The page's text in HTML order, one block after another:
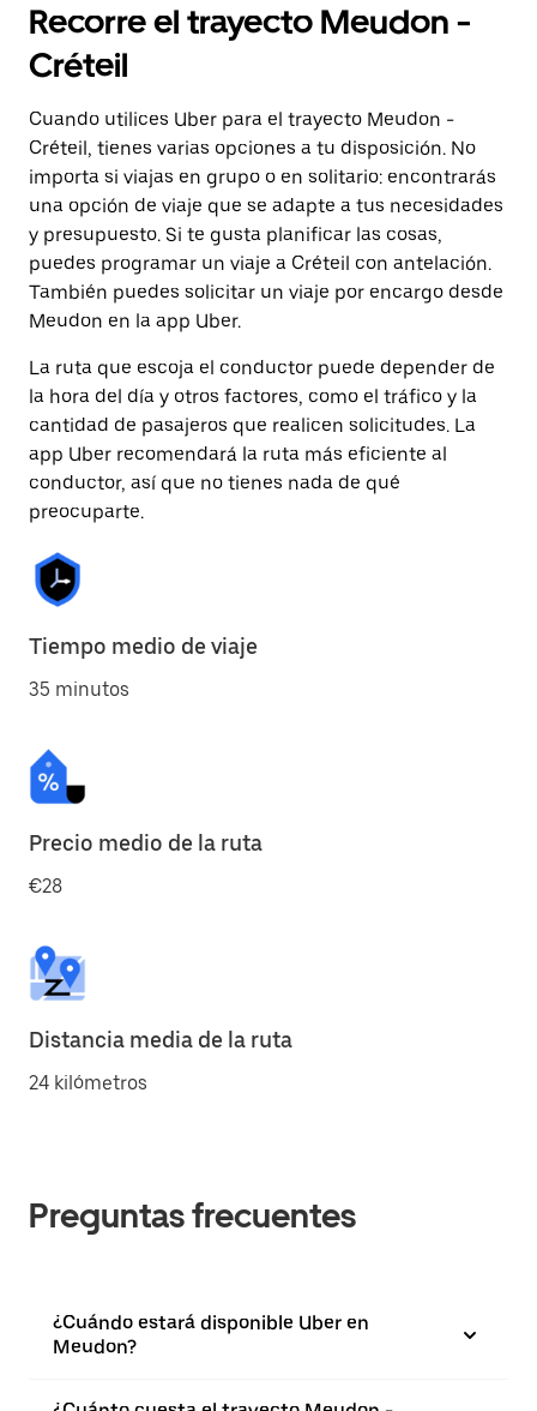
Recorre el trayecto Meudon -
Créteil
Cuando utilices Uber para el trayecto Meudon -
Créteil, tienes varias opciones a tu disposición. No
importa si viajas en grupo o en solitario: encontrarás
una opción de viaje que se adapte a tus necesidades
y presupuesto. Si te gusta planificar las cosas,
puedes programar un viaje a Créteil con antelación.
También puedes solicitar un viaje por encargo desde
Meudon en la app Uber.
La ruta que escoja el conductor puede depender de
la hora del día y otros factores, como el tráfico y la
cantidad de pasajeros que realicen solicitudes. La
app Uber recomendará la ruta más eficiente al
conductor, así que no tienes nada de qué
preocuparte.
Tiempo medio de viaje
35 minutos
Precio medio de la ruta
€28
Distancia media de la ruta
24 kilómetros
Preguntas frecuentes
¿Cuándo estará disponible Uber en
Meudon?